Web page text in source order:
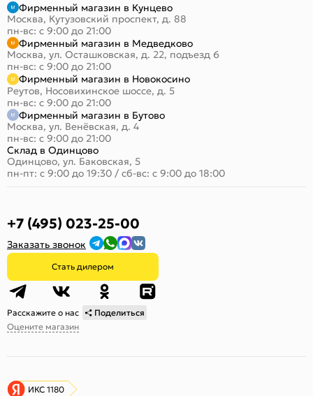
Фирменный магазин в Кунцево
Москва, Кутузовский проспект, д. 88
пн-вс: с 9:00 до 21:00
Фирменный магазин в Медведково
Москва, ул. Осташковская, д. 22, подъезд 6
пн-вс: с 9:00 до 21:00
Фирменный магазин в Новокосино
Реутов, Носовихинское шоссе, д. 5
пн-вс: с 9:00 до 21:00
Фирменный магазин в Бутово
Москва, ул. Венёвская, д. 4
пн-вс: с 9:00 до 21:00
Склад в Одинцово
Одинцово, ул. Баковская, 5
пн-пт: с 9:00 до 19:30 / сб-вс: с 9:00 до 18:00
+7 (495) 023-25-00
Заказать звонок
Стать дилером
Расскажите о нас
Поделиться
Оцените магазин
ИКС 1180